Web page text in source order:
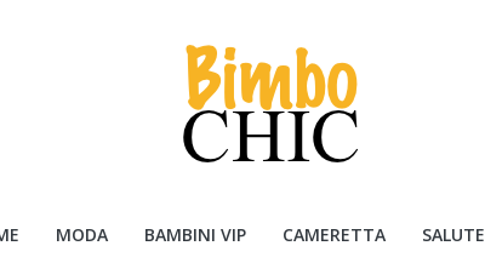
MODA BAMBINI VIP CAMERETTA SALUTE